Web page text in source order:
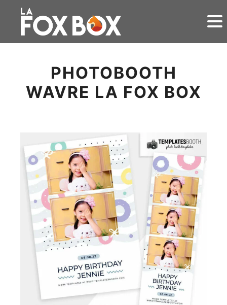
PHOTOBOOTH
WAVRE LA FOX BOX